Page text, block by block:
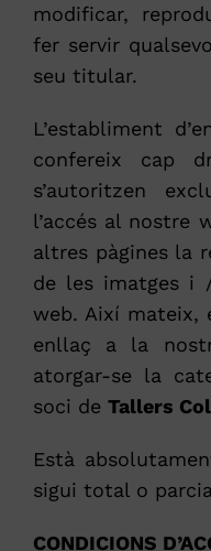
modificar,
fer servir
seu titular.
L’establiment
confereix cap
s’autoritzen
l’accés al nostre
altres pàgines la
de les imatges i
web. Així mateix,
enllaç a la
atorgar-se la
soci de Tallers
Està
sigui total o
CONDICIONS